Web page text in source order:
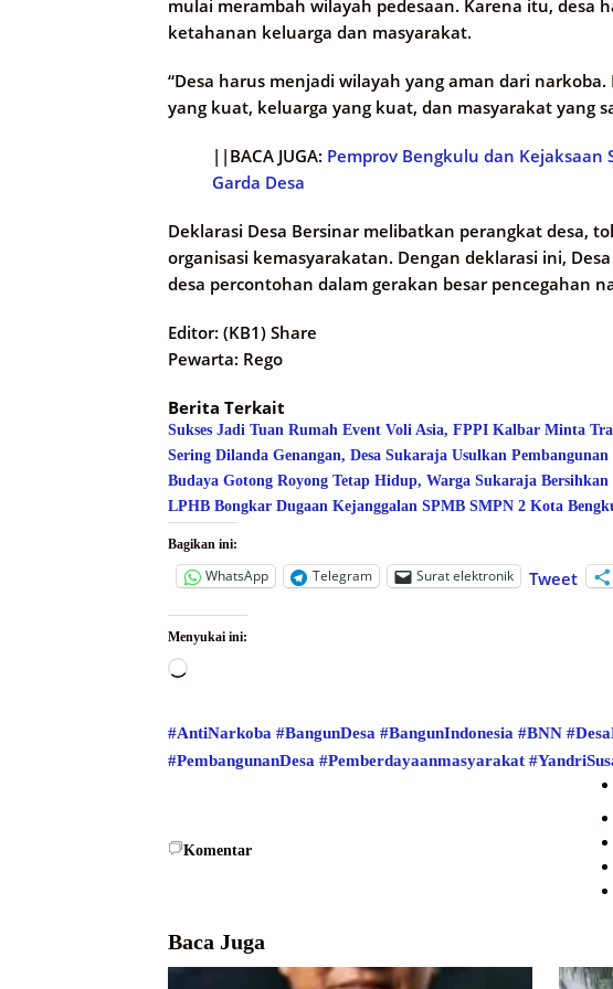
mulai merambah wilayah pedesaan. Karena itu, desa
ketahanan keluarga dan masyarakat.
“Desa harus menjadi wilayah yang aman dari
yang kuat, keluarga yang kuat, dan masyarakat yang
||BACA JUGA: Pemprov Bengkulu dan Kejaksaan
Garda Desa
Deklarasi Desa Bersinar melibatkan perangkat desa,
organisasi kemasyarakatan. Dengan deklarasi ini,
desa percontohan dalam gerakan besar pencegahan
Editor: (KB1) Share
Pewarta: Rego
Berita Terkait
Sukses Jadi Tuan Rumah Event Voli Asia, FPPI Kalbar Minta
Sering Dilanda Genangan, Desa Sukaraja Usulkan
Budaya Gotong Royong Tetap Hidup, Warga Sukaraja
LPHB Bongkar Dugaan Kejanggalan SPMB SMPN 2 Kota
Bagikan ini:
WhatsApp Telegram Surat elektronik Tweet
Menyukai ini:
Memuat...
#AntiNarkoba #BangunDesa #BangunIndonesia #BNN
#PembangunanDesa #Pemberdayaanmasyarakat
Komentar
Baca Juga